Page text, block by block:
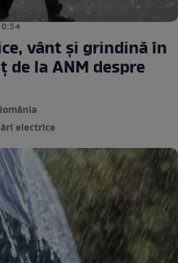
vânt și grindină în
de la ANM despre
electrice